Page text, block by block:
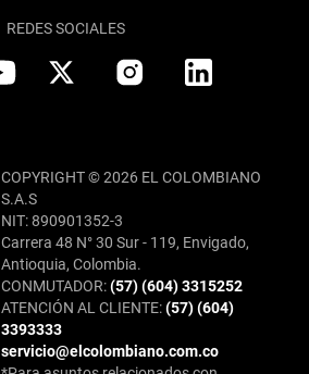
REDES SOCIALES
COPYRIGHT © 2026 EL COLOMBIANO
S.A.S
NIT: 890901352-3
Carrera 48 N° 30 Sur - 119, Envigado,
Antioquia, Colombia.
CONMUTADOR:(57) (604) 3315252
ATENCIÓN AL CLIENTE:(57) (604)
3393333
servicio@elcolombiano.com.co